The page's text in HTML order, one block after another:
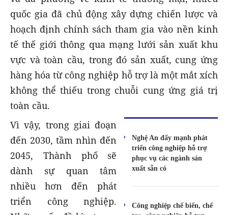
quốc gia đã chủ động xây dựng chiến lược và
hoạch định chính sách tham gia vào nền kinh
tế thế giới thông qua mạng lưới sản xuất khu
vực và toàn cầu, trong đó sản xuất, cung ứng
hàng hóa từ công nghiệp hỗ trợ là một mắt xích
không thể thiếu trong chuỗi cung ứng giá trị
toàn cầu.
Nghệ An đẩy mạnh phát
triển công nghiệp hỗ trợ
phục vụ các ngành sản
xuất sẵn có
Công nghiệp chế biến, chế
Vì vậy, trong giai đoạn
đến 2030, tầm nhìn đến
2045, Thành phố sẽ
dành sự quan tâm
nhiều hơn đến phát
triển công nghiệp.